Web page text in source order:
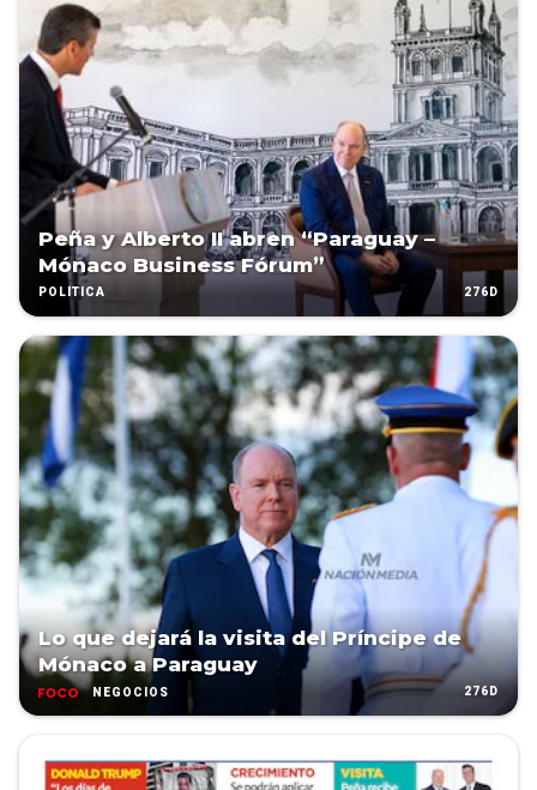
Peña y Alberto II abren “Paraguay –
Mónaco Business Fórum”
POLÍTICA 276D
Lo que dejará la visita del Príncipe de
Mónaco a Paraguay
NEGOCIOS 276D